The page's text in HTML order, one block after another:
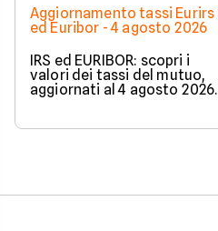
Aggiornamento tassi Eurirs
ed Euribor - 4 agosto 2026
IRS ed EURIBOR: scopri i
valori dei tassi del mutuo,
aggiornati al 4 agosto 2026.